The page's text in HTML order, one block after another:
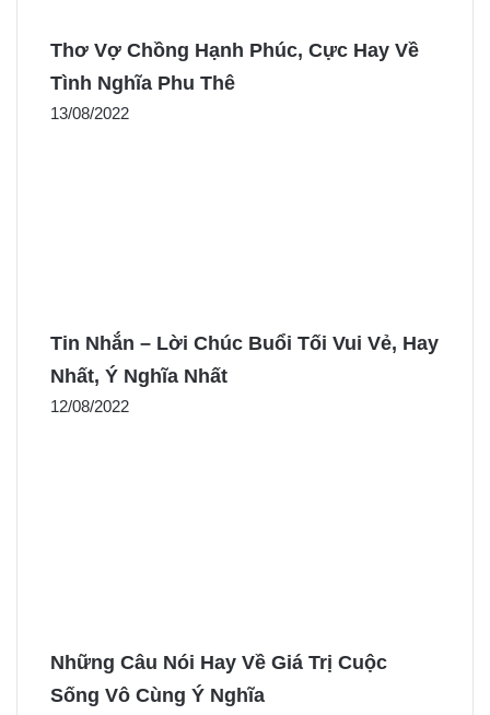
Thơ Vợ Chồng Hạnh Phúc, Cực Hay Về
Tình Nghĩa Phu Thê
13/08/2022
Tin Nhắn – Lời Chúc Buổi Tối Vui Vẻ, Hay
Nhất, Ý Nghĩa Nhất
12/08/2022
Những Câu Nói Hay Về Giá Trị Cuộc
Sống Vô Cùng Ý Nghĩa